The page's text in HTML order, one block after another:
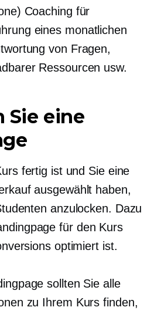
Coaching für
eines monatlichen
von Fragen,
Ressourcen usw.
Sie eine
fertig ist und Sie eine
ausgewählt haben,
anzulocken. Dazu
für den Kurs
optimiert ist.
sollten Sie alle
zu Ihrem Kurs finden,